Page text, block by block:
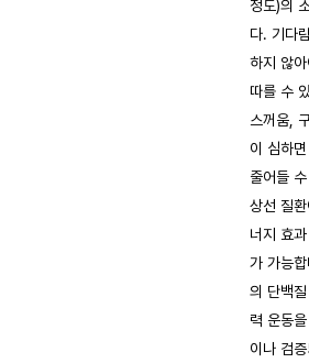
정도)의
다. 기다
하지 않
따를 수
스꺼움,
이 심하
줄어들
상선 질
너지 효
가 가능
의 단백
력 운동
이나 검